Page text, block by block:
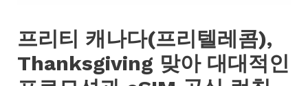
프리티 캐나다(프리텔레콤),
Thanksgiving 맞아 대대적인